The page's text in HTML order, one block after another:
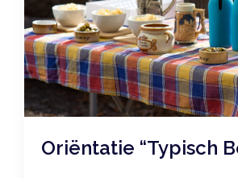
Oriëntatie “Typisch